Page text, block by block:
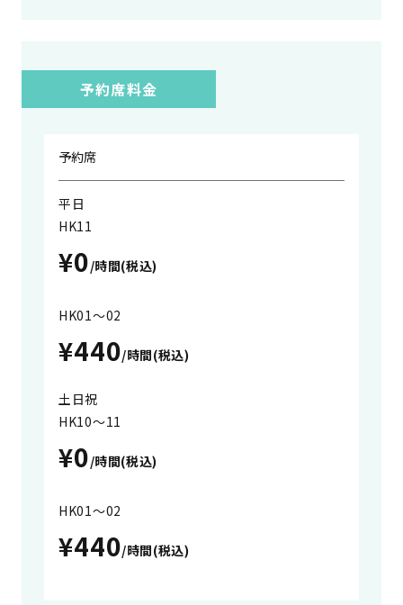
予約席料金
予約席
平日
HK11
¥0/時間(税込)
HK01～02
¥440/時間(税込)
土日祝
HK10～11
¥0/時間(税込)
HK01～02
¥440/時間(税込)